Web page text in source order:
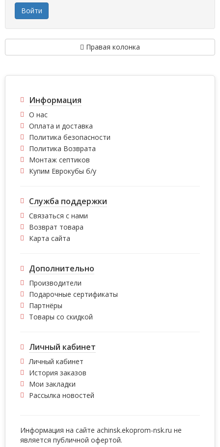
Правая колонка
Информация
О нас
Оплата и доставка
Политика безопасности
Политика Возврата
Монтаж септиков
Купим Еврокубы б/у
Служба поддержки
Связаться с нами
Возврат товара
Карта сайта
Дополнительно
Производители
Подарочные сертификаты
Партнёры
Товары со скидкой
Личный кабинет
Личный кабинет
История заказов
Мои закладки
Рассылка новостей
Информация на сайте achinsk.ekoprom-nsk.ru не
является публичной офертой.